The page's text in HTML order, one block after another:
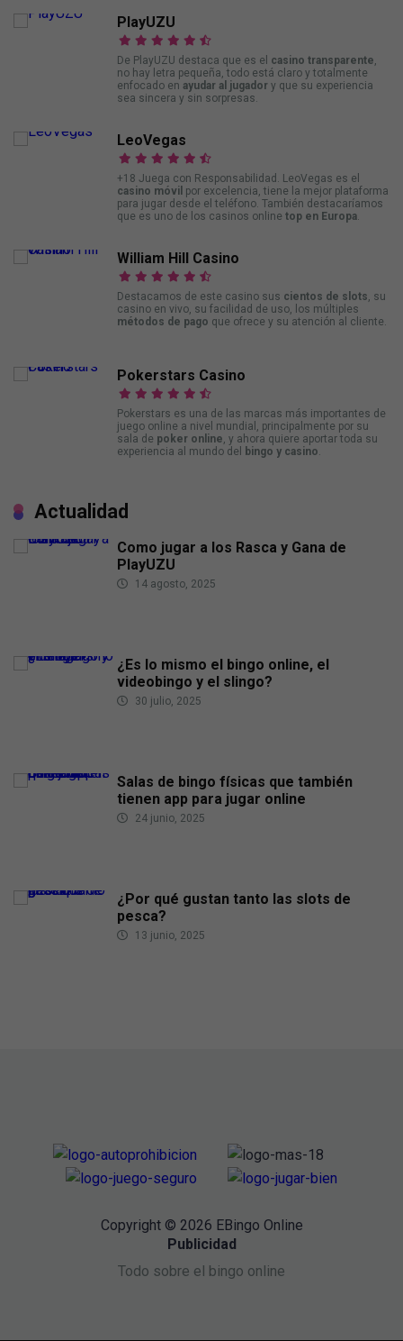
PlayUZU
De PlayUZU destaca que es el casino transparente,
no hay letra pequeña, todo está claro y totalmente
enfocado en ayudar al jugador y que su experiencia
sea sincera y sin sorpresas.
LeoVegas
+18 Juega con Responsabilidad. LeoVegas es el
casino móvil por excelencia, tiene la mejor plataforma
para jugar desde el teléfono. También destacaríamos
que es uno de los casinos online top en Europa.
William Hill Casino
Destacamos de este casino sus cientos de slots, su
casino en vivo, su facilidad de uso, los múltiples
métodos de pago que ofrece y su atención al cliente.
Pokerstars Casino
Pokerstars es una de las marcas más importantes de
juego online a nivel mundial, principalmente por su
sala de poker online, y ahora quiere aportar toda su
experiencia al mundo del
bingo y casino.
Actualidad
Como jugar a los Rasca y Gana de
PlayUZU
14 agosto, 2025
¿Es lo mismo el bingo online, el
videobingo y el slingo?
30 julio, 2025
Salas de bingo físicas que también
tienen app para jugar online
24 junio, 2025
¿Por qué gustan tanto las slots de
pesca?
13 junio, 2025
Todo sobre el bingo online
Copyright © 2026 EBingo Online
Publicidad